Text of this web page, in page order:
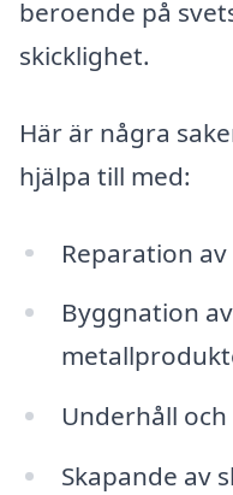
beroende på
skicklighet.
Här är några
hjälpa till med:
Reparation
Byggnation
Underhåll
Skapande av